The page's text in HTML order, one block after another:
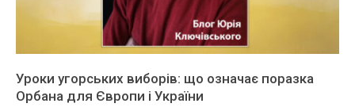
Уроки угорських виборів: що означає поразка
Орбана для Європи і України